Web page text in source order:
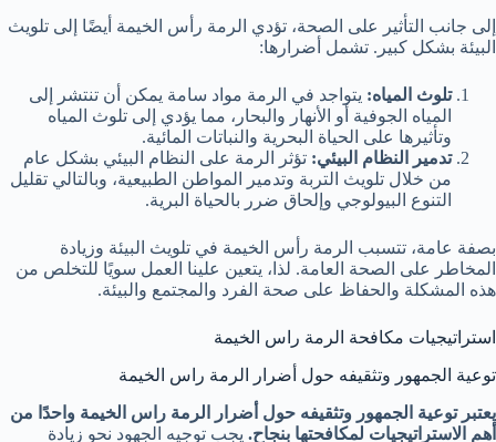
إلى جانب التأثير على الصحة، تؤدي الرمة رأس الخيمة أيضًا إلى تلويث
البيئة بشكل كبير. تشمل أضرارها:
تلوث المياه: يتواجد في الرمة مواد سامة يمكن أن تنتشر إلى
المياه الجوفية أو الأنهار والبحار، مما يؤدي إلى تلوث المياه
وتأثيرها على الحياة البحرية والنباتات المائية.
تدمير النظام البيئي: تؤثر الرمة على النظام البيئي بشكل عام
من خلال تلويث التربة وتدمير المواطن الطبيعية، وبالتالي تقليل
التنوع البيولوجي وإلحاق ضرر بالحياة البرية.
بصفة عامة، تتسبب الرمة رأس الخيمة في تلويث البيئة وزيادة
المخاطر على الصحة العامة. لذا، يتعين علينا العمل سويًا للتخلص من
هذه المشكلة والحفاظ على صحة الفرد والمجتمع والبيئة.
استراتيجيات مكافحة الرمة راس الخيمة
توعية الجمهور وتثقيفه حول أضرار الرمة راس الخيمة
يعتبر توعية الجمهور وتثقيفه حول أضرار الرمة راس الخيمة واحدًا من
أهم الاستراتيجيات لمكافحتها بنجاح. يجب توجيه الجهود نحو زيادة